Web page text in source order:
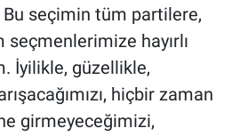
Bu seçimin tüm partilere,
hayırlı
İyilikle, güzellikle,
hiçbir zaman
girmeyeceğimizi,